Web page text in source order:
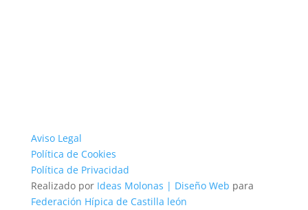
Aviso Legal
Política de Cookies
Política de Privacidad
Realizado por Ideas Molonas | Diseño Web para
Federación Hípica de Castilla león